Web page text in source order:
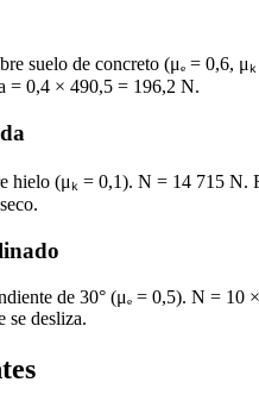
suelo de concreto (μₑ = 0,6,
= 0,4 × 490,5 = 196,2 N.
hielo (μₖ = 0,1). N = 14 715
de 30° (μₑ = 0,5). N =
se desliza.